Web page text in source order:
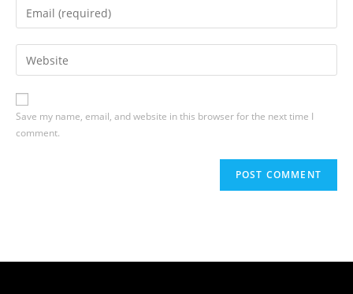
Save my name, email, and website in this browser for the next time I
comment.